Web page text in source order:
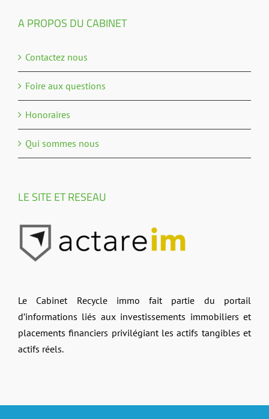
A PROPOS DU CABINET
Contactez nous
Foire aux questions
Honoraires
Qui sommes nous
LE SITE ET RESEAU
Le Cabinet Recycle immo fait partie du portail
d’informations liés aux investissements immobiliers et
placements financiers privilégiant les actifs tangibles et
actifs réels.